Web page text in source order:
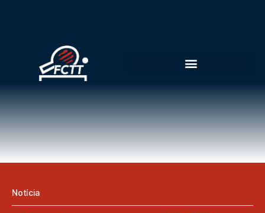
Notícia